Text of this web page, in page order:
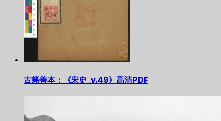
古籍善本：《宋史_v.49》高清PDF